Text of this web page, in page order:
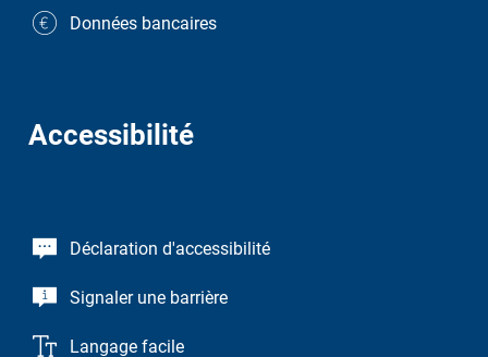
Données bancaires
Accessibilité
Déclaration d'accessibilité
Signaler une barrière
Langage facile